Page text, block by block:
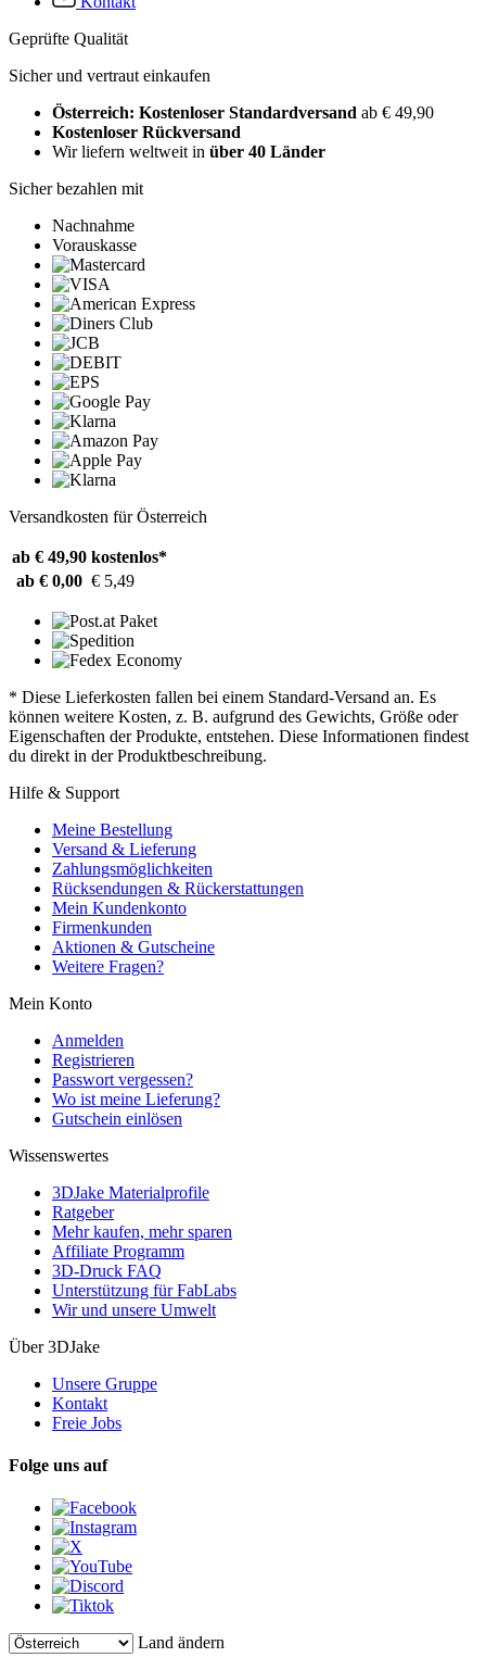
Geprüfte Qualität
Sicher und vertraut einkaufen
Österreich: Kostenloser Standardversand ab € 49,90
Kostenloser Rückversand
Wir liefern weltweit in über 40 Länder
Sicher bezahlen mit
Nachnahme
Vorauskasse
Versandkosten für Österreich
ab € 49,90 kostenlos*
ab € 0,00 € 5,49
* Diese Lieferkosten fallen bei einem Standard-Versand an. Es
können weitere Kosten, z. B. aufgrund des Gewichts, Größe oder
Eigenschaften der Produkte, entstehen. Diese Informationen findest
du direkt in der Produktbeschreibung.
Hilfe & Support
Meine Bestellung
Versand & Lieferung
Zahlungsmöglichkeiten
Rücksendungen & Rückerstattungen
Mein Kundenkonto
Firmenkunden
Aktionen & Gutscheine
Weitere Fragen?
Mein Konto
Anmelden
Registrieren
Passwort vergessen?
Wo ist meine Lieferung?
Gutschein einlösen
Wissenswertes
3DJake Materialprofile
Ratgeber
Mehr kaufen, mehr sparen
Affiliate Programm
3D-Druck FAQ
Unterstützung für FabLabs
Wir und unsere Umwelt
Über 3DJake
Unsere Gruppe
Kontakt
Freie Jobs
Folge uns auf
Land ändern